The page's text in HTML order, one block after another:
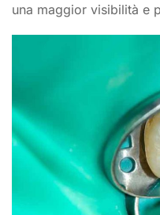
una maggior visibilità e